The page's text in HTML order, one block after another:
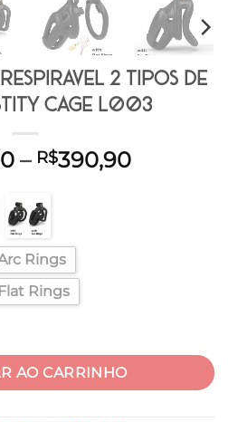
2 Tipos de
Cage l003
– R$390,90Faixa
Rings
Rings
Tipos de Anéis Chastity Cage
AO CARRINHO